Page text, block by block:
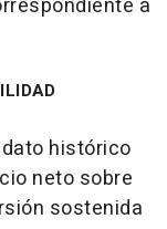
histórico
neto sobre
sostenida